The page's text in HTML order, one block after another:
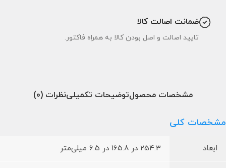
ضمانت اصالت کالا
تایید اصالت و اصل بودن کالا به همراه فاکتور.
مشخصات محصولتوضیحات تکمیلینظرات (0)
مشخصات کلی
ابعاد 254.3 در 165.8 در 6.5 میلی‌متر